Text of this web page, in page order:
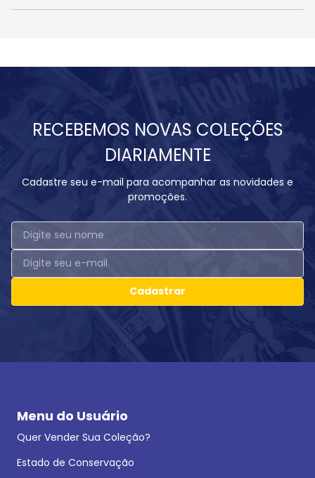
RECEBEMOS NOVAS COLEÇÕES
DIARIAMENTE
Cadastre seu e-mail para acompanhar as novidades e
promoções.
Cadastrar
Menu do Usuário
Quer Vender Sua Coleção?
Estado de Conservação